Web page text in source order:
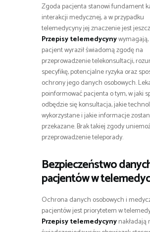
Zgoda pacjenta stanowi fundament
interakcji medycznej, a w przypadku
telemedycyny jej znaczenie jest
Przepisy telemedycyny
pacjent wyraził świadomą zgodę na
przeprowadzenie telekonsultacji,
specyfikę, potencjalne ryzyka oraz
ochrony jego danych osobowych.
poinformować pacjenta o tym, w jaki
odbędzie się konsultacja, jakie
wykorzystane i jakie informacje
przekazane. Brak takiej zgody
przeprowadzenie teleporady.
Bezpieczeństwo
pacjentów w
Ochrona danych osobowych i
pacjentów jest priorytetem w
Przepisy telemedycynynakładają